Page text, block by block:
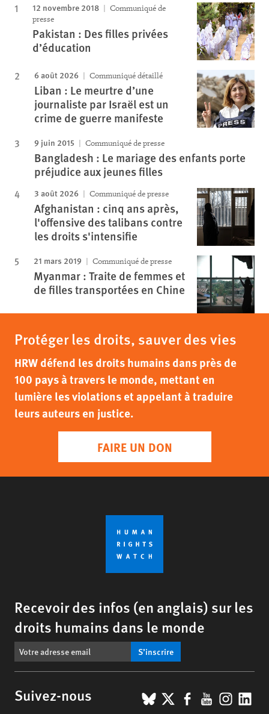
12 novembre 2018
Communiqué de
presse
Pakistan : Des filles privées
d’éducation
6 août 2026 Communiqué détaillé
Liban : Le meurtre d’une
journaliste par Israël est un
crime de guerre manifeste
9 juin 2015 Communiqué de presse
Bangladesh : Le mariage des enfants porte
préjudice aux jeunes filles
3 août 2026 Communiqué de presse
Afghanistan : cinq ans après,
l'offensive des talibans contre
les droits s'intensifie
21 mars 2019 Communiqué de presse
Myanmar : Traite de femmes et
de filles transportées en Chine
Protéger les droits, sauver des vies
HRW défend les droits humains dans près de
100 pays à travers le monde, mettant en
lumière les violations et appelant à traduire
leurs auteurs en justice.
FAIRE UN DON
Recevoir des infos (en anglais) sur les
droits humains dans le monde
S’inscrire
Suivez-nous BlueSky
X Facebook
YouTube